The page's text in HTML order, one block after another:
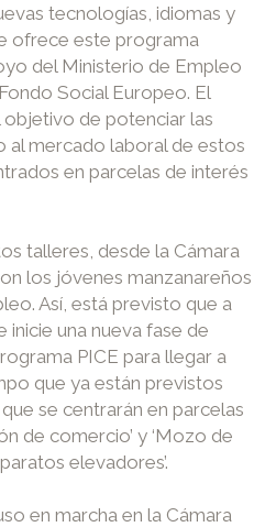
tecnologías, idiomas y
ofrece este programa
del Ministerio de Empleo
Social Europeo. El
objetivo de potenciar las
al mercado laboral de estos
en parcelas de interés
talleres, desde la Cámara
los jóvenes manzanareños
Así, está previsto que a
inicie una nueva fase de
PICE para llegar a
que ya están previstos
se centrarán en parcelas
de comercio’ y ‘Mozo de
elevadores’.
en marcha en la Cámara